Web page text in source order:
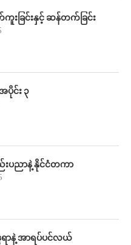
ြတ်ကူးခြင်းနှင့် ဆန်တက်ခြင်း
ပိုင်း ၃
းပညာနဲ့ နိုင်ငံတကာ
ရာနဲ့ အာရပ်ပင်လယ်